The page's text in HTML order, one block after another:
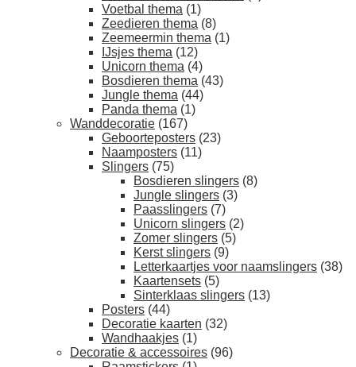
Voetbal thema (1)
Zeedieren thema (8)
Zeemeermin thema (1)
IJsjes thema (12)
Unicorn thema (4)
Bosdieren thema (43)
Jungle thema (44)
Panda thema (1)
Wanddecoratie (167)
Geboorteposters (23)
Naamposters (11)
Slingers (75)
Bosdieren slingers (8)
Jungle slingers (3)
Paasslingers (7)
Unicorn slingers (2)
Zomer slingers (5)
Kerst slingers (9)
Letterkaartjes voor naamslingers (38)
Kaartensets (5)
Sinterklaas slingers (13)
Posters (44)
Decoratie kaarten (32)
Wandhaakjes (1)
Decoratie & accessoires (96)